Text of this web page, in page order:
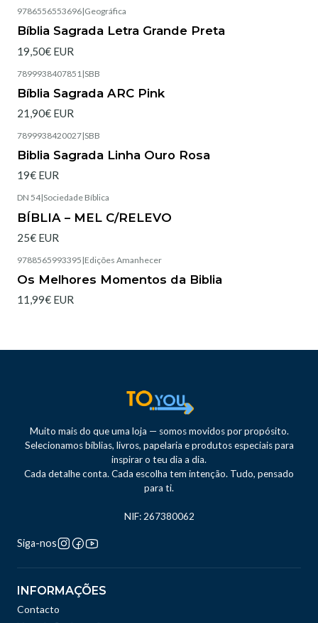
9786556553696|Geográfica
Bíblia Sagrada Letra Grande Preta
19,50€ EUR
7899938407851 |SBB
Bíblia Sagrada ARC Pink
21,90€ EUR
7899938420027|SBB
Biblia Sagrada Linha Ouro Rosa
19€ EUR
DN 54|Sociedade Bíblica
BÍBLIA – MEL C/RELEVO
25€ EUR
9788565993395 |Edições Amanhecer
Os Melhores Momentos da Biblia
11,99€ EUR
Muito mais do que uma loja — somos movidos por propósito.
Selecionamos bíblias, livros, papelaria e produtos especiais para
inspirar o teu dia a dia.
Cada detalhe conta. Cada escolha tem intenção. Tudo, pensado
para ti.
NIF: 267380062
Siga-nos
INFORMAÇÕES
Contacto